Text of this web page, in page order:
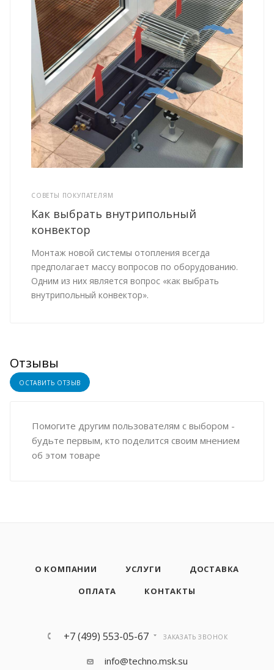
СОВЕТЫ ПОКУПАТЕЛЯМ
Как выбрать внутрипольный
конвектор
Монтаж новой системы отопления всегда
предполагает массу вопросов по оборудованию.
Одним из них является вопрос «как выбрать
внутрипольный конвектор».
Отзывы
ОСТАВИТЬ ОТЗЫВ
Помогите другим пользователям с выбором -
будьте первым, кто поделится своим мнением
об этом товаре
О КОМПАНИИ УСЛУГИ
ДОСТАВКА
ОПЛАТА
КОНТАКТЫ
+7 (499) 553-05-67 ЗАКАЗАТЬ ЗВОНОК
info@techno.msk.su